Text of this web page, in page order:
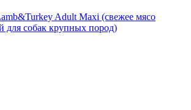
Adult Maxi (свежее мясо
для собак крупных пород)